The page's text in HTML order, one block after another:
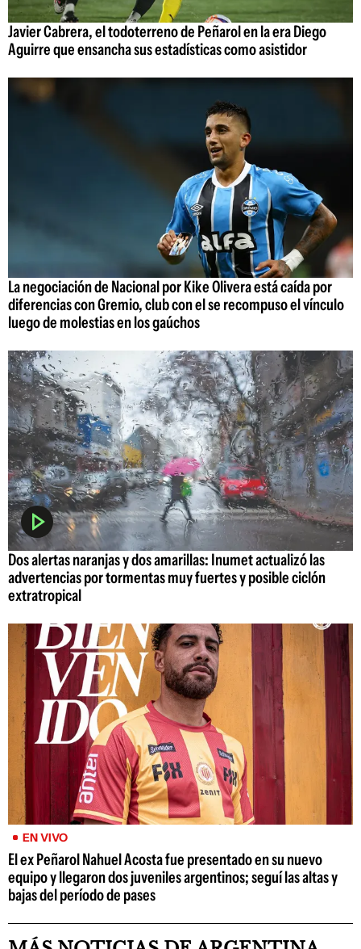
Javier Cabrera, el todoterreno de Peñarol en la era Diego
Aguirre que ensancha sus estadísticas como asistidor
La negociación de Nacional por Kike Olivera está caída por
diferencias con Gremio, club con el se recompuso el vínculo
luego de molestias en los gaúchos
Dos alertas naranjas y dos amarillas: Inumet actualizó las
advertencias por tormentas muy fuertes y posible ciclón
extratropical
EN VIVO
El ex Peñarol Nahuel Acosta fue presentado en su nuevo
equipo y llegaron dos juveniles argentinos; seguí las altas y
bajas del período de pases